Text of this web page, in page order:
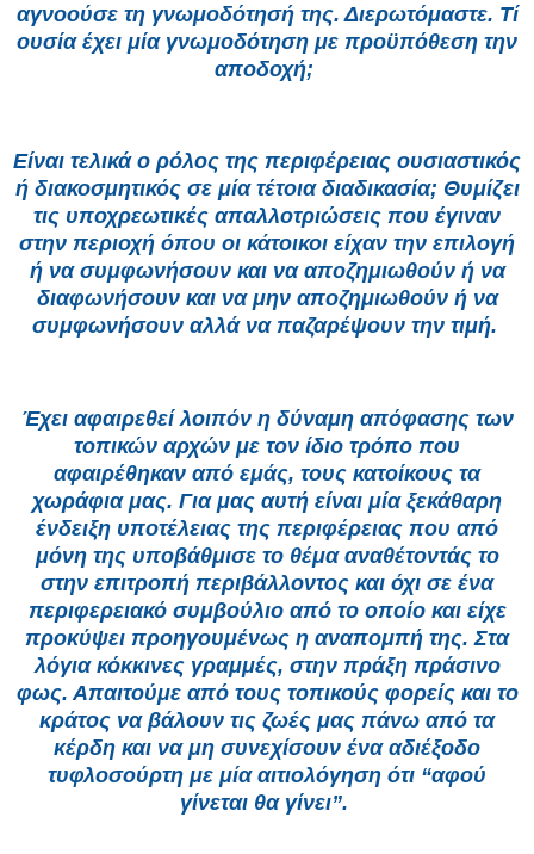
αγνοούσε τη γνωμοδότησή της. Διερωτόμαστε. Τί
ουσία έχει μία γνωμοδότηση με προϋπόθεση την
αποδοχή;
Είναι τελικά ο ρόλος της περιφέρειας ουσιαστικός
ή διακοσμητικός σε μία τέτοια διαδικασία; Θυμίζει
τις υποχρεωτικές απαλλοτριώσεις που έγιναν
στην περιοχή όπου οι κάτοικοι είχαν την επιλογή
ή να συμφωνήσουν και να αποζημιωθούν ή να
διαφωνήσουν και να μην αποζημιωθούν ή να
συμφωνήσουν αλλά να παζαρέψουν την τιμή.
Έχει αφαιρεθεί λοιπόν η δύναμη απόφασης των
τοπικών αρχών με τον ίδιο τρόπο που
αφαιρέθηκαν από εμάς, τους κατοίκους τα
χωράφια μας. Για μας αυτή είναι μία ξεκάθαρη
ένδειξη υποτέλειας της περιφέρειας που από
μόνη της υποβάθμισε το θέμα αναθέτοντάς το
στην επιτροπή περιβάλλοντος και όχι σε ένα
περιφερειακό συμβούλιο από το οποίο και είχε
προκύψει προηγουμένως η αναπομπή της. Στα
λόγια κόκκινες γραμμές, στην πράξη πράσινο
φως. Απαιτούμε από τους τοπικούς φορείς και το
κράτος να βάλουν τις ζωές μας πάνω από τα
κέρδη και να μη συνεχίσουν ένα αδιέξοδο
τυφλοσούρτη με μία αιτιολόγηση ότι “αφού
γίνεται θα γίνει”.